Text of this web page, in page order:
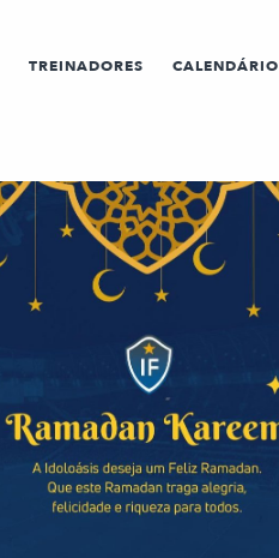
TREINADORES CALENDÁRIO